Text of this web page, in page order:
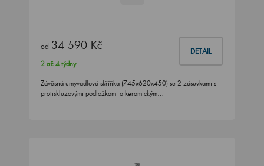
od 34 590 Kč DETAIL
2 až 4 týdny
Závěsná umyvadlová skříňka (745x620x450) se 2 zásuvkami s
protiskluzovými podložkami a keramickým…